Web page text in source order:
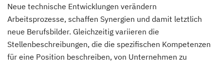
Neue technische Entwicklungen verändern
Arbeitsprozesse, schaffen Synergien und damit letztlich
neue Berufsbilder. Gleichzeitig variieren die
Stellenbeschreibungen, die die spezifischen Kompetenzen
für eine Position beschreiben, von Unternehmen zu